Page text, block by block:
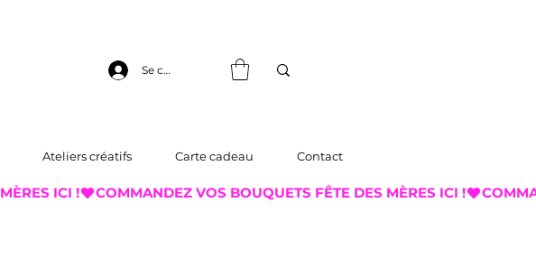
Se connecter
Ateliers créatifs Carte cadeau Contact